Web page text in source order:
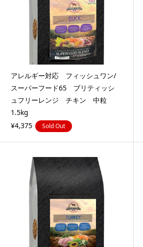
アレルギー対応 フィッシュワン/
スーパーフード65 ブリティッシ
ュフリーレンジ チキン 中粒
1.5kg
¥4,375
Sold Out